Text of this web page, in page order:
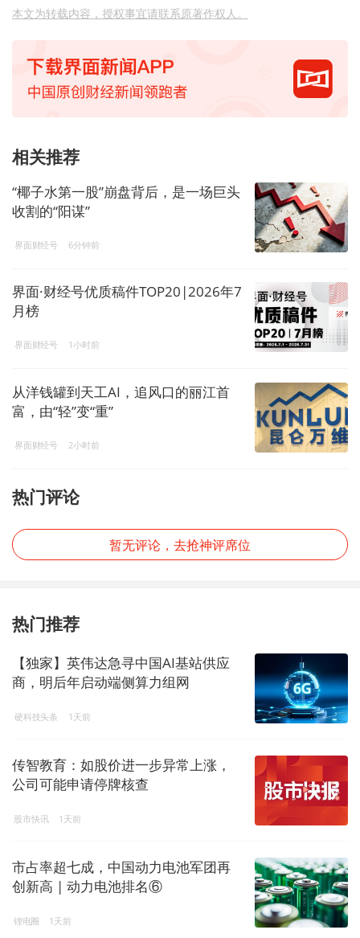
本文为转载内容，授权事宜请联系原著作权人。
相关推荐
“椰子水第一股”崩盘背后，是一场巨头
收割的“阳谋”
界面财经号 6分钟前
界面·财经号优质稿件TOP20|2026年7
月榜
界面财经号 1小时前
从洋钱罐到天工AI，追风口的丽江首
富，由“轻”变“重”
界面财经号 2小时前
热门评论
暂无评论，去抢神评席位
热门推荐
【独家】英伟达急寻中国AI基站供应
商，明后年启动端侧算力组网
硬科技头条 1天前
传智教育：如股价进一步异常上涨，
公司可能申请停牌核查
股市快讯 1天前
市占率超七成，中国动力电池军团再
创新高 | 动力电池排名⑥
锂电圈 1天前